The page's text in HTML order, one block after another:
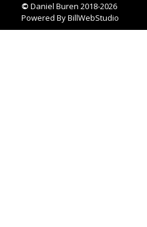
© Daniel Buren 2018-2026
Powered ByBillWebStudio